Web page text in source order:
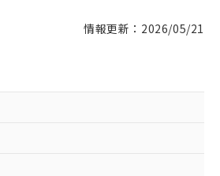
情報更新：2026/05/21